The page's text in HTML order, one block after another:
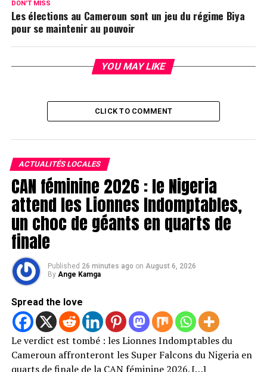
DON'T MISS
Les élections au Cameroun sont un jeu du régime Biya
pour se maintenir au pouvoir
YOU MAY LIKE
CLICK TO COMMENT
ACTUALITÉS LOCALES
CAN féminine 2026 : le Nigeria
attend les Lionnes Indomptables,
un choc de géants en quarts de
finale
Published 26 minutes ago on August 6, 2026
By Ange Kamga
Spread the love
Le verdict est tombé : les Lionnes Indomptables du
Cameroun affronteront les Super Falcons du Nigeria en
quarts de finale de la CAN féminine 2026. […]